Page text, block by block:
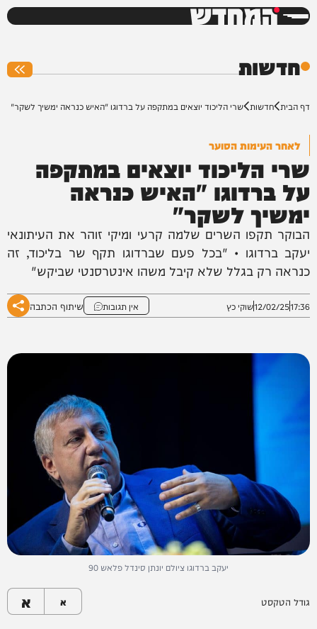
המחדש
חדשות
דף הבית חדשות שרי הליכוד יוצאים במתקפה על ברדוגו "האיש כנראה ימשיך לשקר"
לאחר העימות הסוער
שרי הליכוד יוצאים במתקפה
על ברדוגו "האיש כנראה
ימשיך לשקר"
הבוקר תקפו השרים שלמה קרעי ומיקי זוהר את העיתונאי
יעקב ברדוגו • "בכל פעם שברדוגו תקף שר בליכוד, זה
כנראה רק בגלל שלא קיבל משהו אינטרסנטי שביקש"
17:36
12/02/25שוקי כץ אין תגובות שיתוף הכתבה
יעקב ברדוגו ציולם יונתן סינדל פלאש 90
גודל הטקסט א א